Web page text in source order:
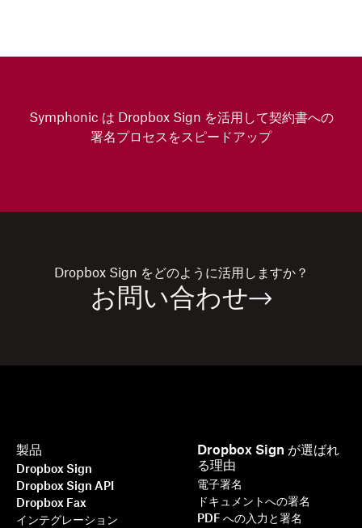
Symphonic は Dropbox Sign を活用して契約書への
署名プロセスをスピードアップ
Dropbox Sign をどのように活用しますか？
お問い合わせ
製品
Dropbox Sign
Dropbox Sign API
Dropbox Fax
インテグレーション
Dropbox Sign が選ばれ
る理由
電子署名
ドキュメントへの署名
PDF への入力と署名